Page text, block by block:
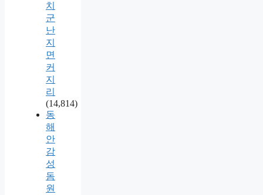
치
군
난
지
면
커
지
리
(14,814)
동
해
안
감
성
돔
원